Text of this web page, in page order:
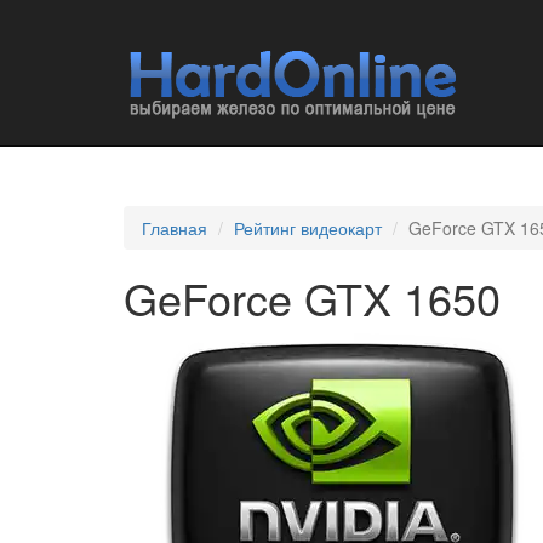
Главная Рейтинг видеокарт GeForce GTX
GeForce GTX 1650